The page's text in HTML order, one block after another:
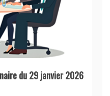
du 29 janvier 2026